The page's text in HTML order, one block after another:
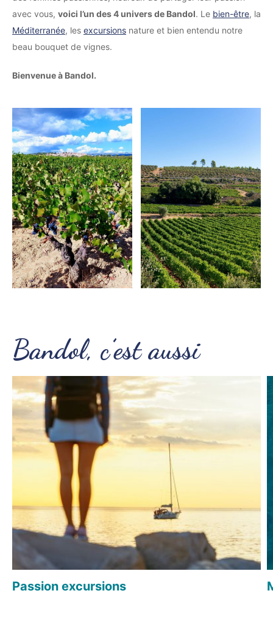
avec vous, voici l’un des 4 univers de Bandol. Le bien-être, la
Méditerranée, les excursions nature et bien entendu notre
beau bouquet de vignes.
Bienvenue à Bandol.
Bandol, c’est aussi
Passion excursions